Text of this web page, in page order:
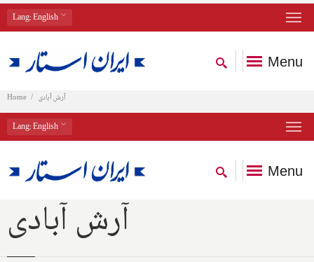
Lang: English
Menu
Home آرش آبادی
Lang: English
Menu
آرش آبادی